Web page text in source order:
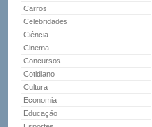
Carros
Celebridades
Ciência
Cinema
Concursos
Cotidiano
Cultura
Economia
Educação